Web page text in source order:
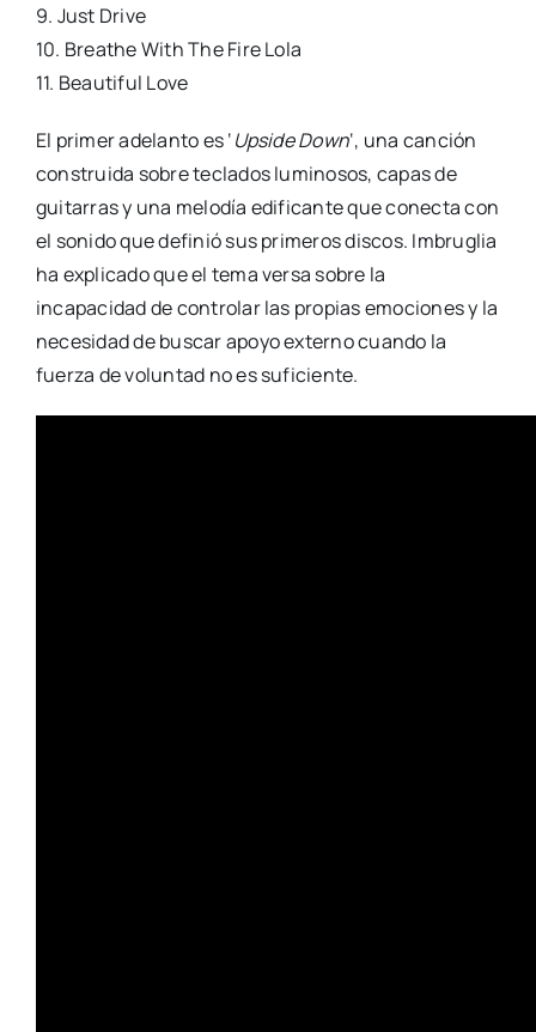
9. Just Drive
10. Breathe With The Fire Lola
11. Beautiful Love
El primer adelanto es ‘Upside Down‘, una canción
construida sobre teclados luminosos, capas de
guitarras y una melodía edificante que conecta con
el sonido que definió sus primeros discos. Imbruglia
ha explicado que el tema versa sobre la
incapacidad de controlar las propias emociones y la
necesidad de buscar apoyo externo cuando la
fuerza de voluntad no es suficiente.